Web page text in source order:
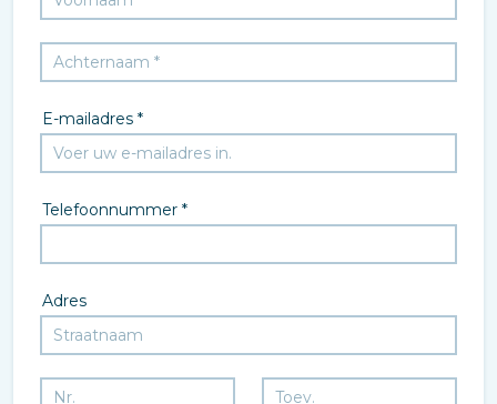
E-mailadres *
Telefoonnummer *
Adres